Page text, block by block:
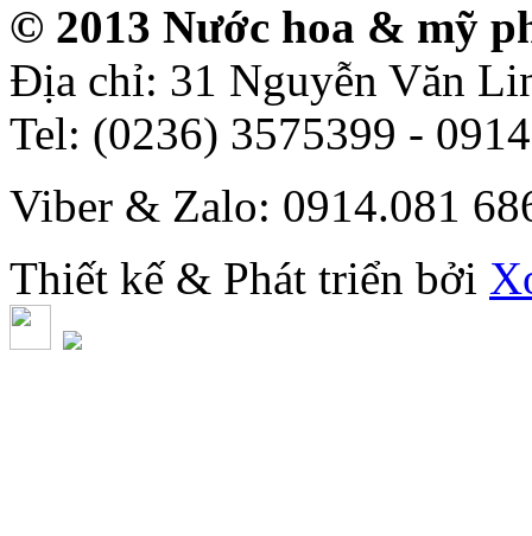
© 2013 Nước hoa & mỹ
Địa chỉ: 31 Nguyễn Văn
Tel: (0236) 3575399 -
Viber & Zalo: 0914.081
Thiết kế & Phát triển bởi